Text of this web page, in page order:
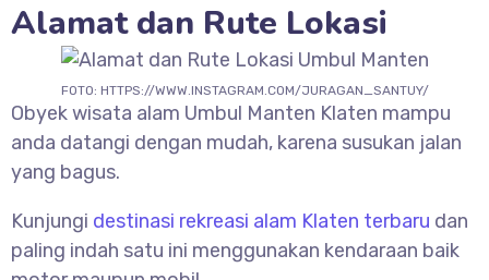
Alamat dan Rute Lokasi
FOTO: HTTPS://WWW.INSTAGRAM.COM/JURAGAN_SANTUY/
Obyek wisata alam Umbul Manten Klaten mampu
anda datangi dengan mudah, karena susukan jalan
yang bagus.
Kunjungi destinasi rekreasi alam Klaten terbaru dan
paling indah satu ini menggunakan kendaraan baik